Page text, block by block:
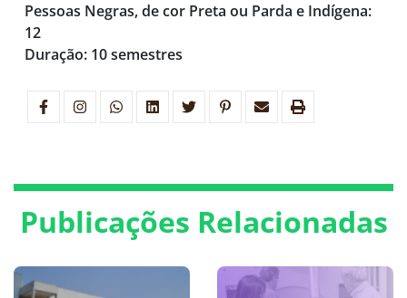
Pessoas Negras, de cor Preta ou Parda e Indígena:
12
Duração: 10 semestres
Publicações Relacionadas